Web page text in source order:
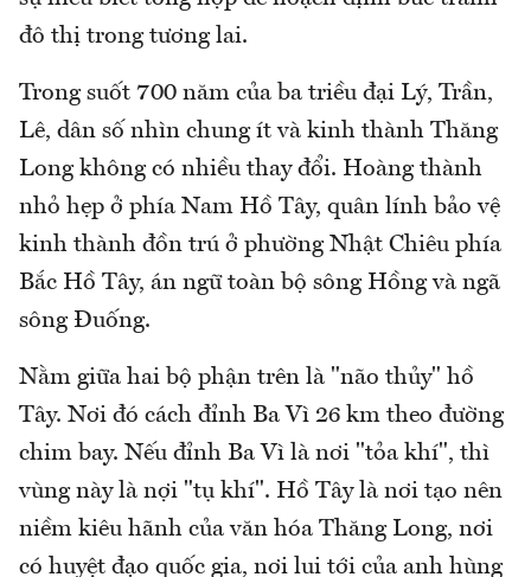
đô thị trong tương lai.
Trong suốt 700 năm của ba triều đại Lý, Trần,
Lê, dân số nhìn chung ít và kinh thành Thăng
Long không có nhiều thay đổi. Hoàng thành
nhỏ hẹp ở phía Nam Hồ Tây, quân lính bảo vệ
kinh thành đồn trú ở phường Nhật Chiêu phía
Bắc Hồ Tây, án ngữ toàn bộ sông Hồng và ngã
sông Đuống.
Nằm giữa hai bộ phận trên là "não thủy" hồ
Tây. Nơi đó cách đỉnh Ba Vì 26 km theo đường
chim bay. Nếu đỉnh Ba Vì là nơi "tỏa khí", thì
vùng này là nợi "tụ khí". Hồ Tây là nơi tạo nên
niềm kiêu hãnh của văn hóa Thăng Long, nơi
có huyệt đạo quốc gia, nơi lui tới của anh hùng